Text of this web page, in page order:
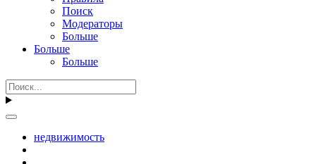
Поиск
Модераторы
Больше
Больше
Больше
недвижимость